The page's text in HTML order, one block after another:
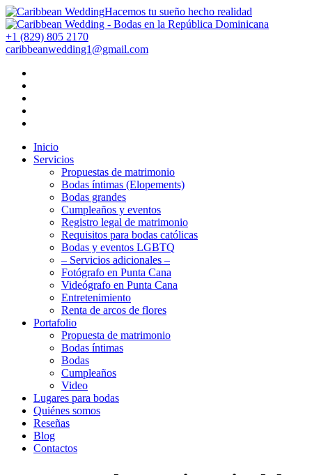
Hacemos tu sueño hecho realidad
+1 (829) 805 2170
caribbeanwedding1@gmail.com
Inicio
Servicios
Propuestas de matrimonio
Bodas íntimas (Elopements)
Bodas grandes
Cumpleaños y eventos
Registro legal de matrimonio
Requisitos para bodas católicas
Bodas y eventos LGBTQ
– Servicios adicionales –
Fotógrafo en Punta Cana
Videógrafo en Punta Cana
Entretenimiento
Renta de arcos de flores
Portafolio
Propuesta de matrimonio
Bodas íntimas
Bodas
Cumpleaños
Video
Lugares para bodas
Quiénes somos
Reseñas
Blog
Contactos